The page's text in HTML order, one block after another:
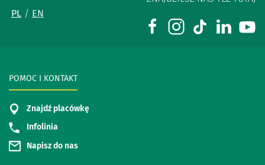
PL EN
POMOC I KONTAKT
Znajdź placówkę
Infolinia
Napisz do nas